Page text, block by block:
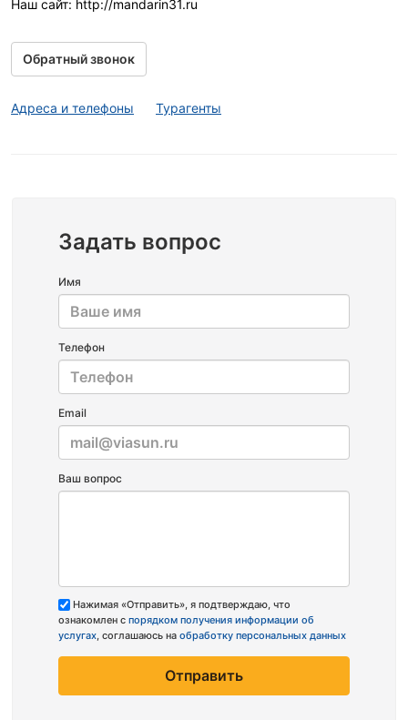
Наш сайт: http://mandarin31.ru
Обратный звонок
Адреса и телефоны Турагенты
Задать вопрос
Имя
Телефон
Email
Ваш вопрос
Нажимая «Отправить», я подтверждаю, что
ознакомлен с порядком получения информации об
услугах, соглашаюсь на обработку персональных данных
Отправить